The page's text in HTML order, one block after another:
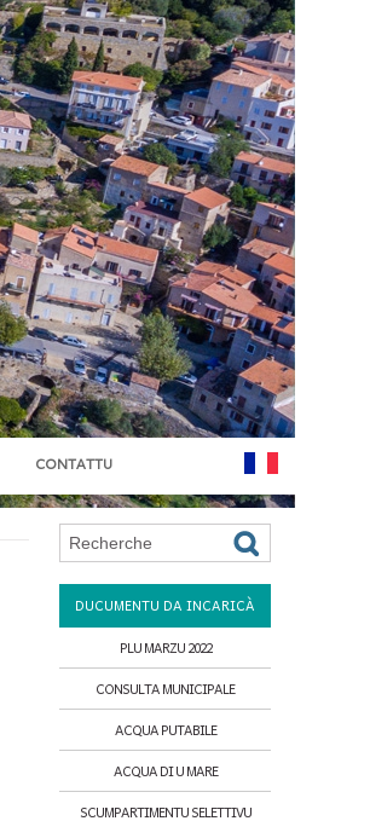
CONTATTU
DUCUMENTU DA INCARICÀ
PLU MARZU 2022
CONSULTA MUNICIPALE
ACQUA PUTABILE
ACQUA DI U MARE
SCUMPARTIMENTU SELETTIVU